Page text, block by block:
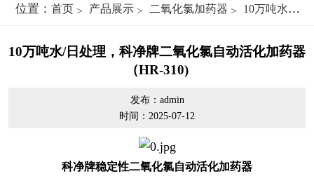
位置： 首页 产品展示 二氧化氯加药器 10万吨水厂加药器
10万吨水/日处理，科净牌二氧化氯自动活化加药器
（HR-310)
发布：admin
时间：2025-07-12
科净牌稳定性二氧化氯自动活化加药器